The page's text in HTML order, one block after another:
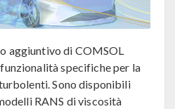
aggiuntivo di COMSOL
specifiche per la
Sono disponibili
RANS di viscosità